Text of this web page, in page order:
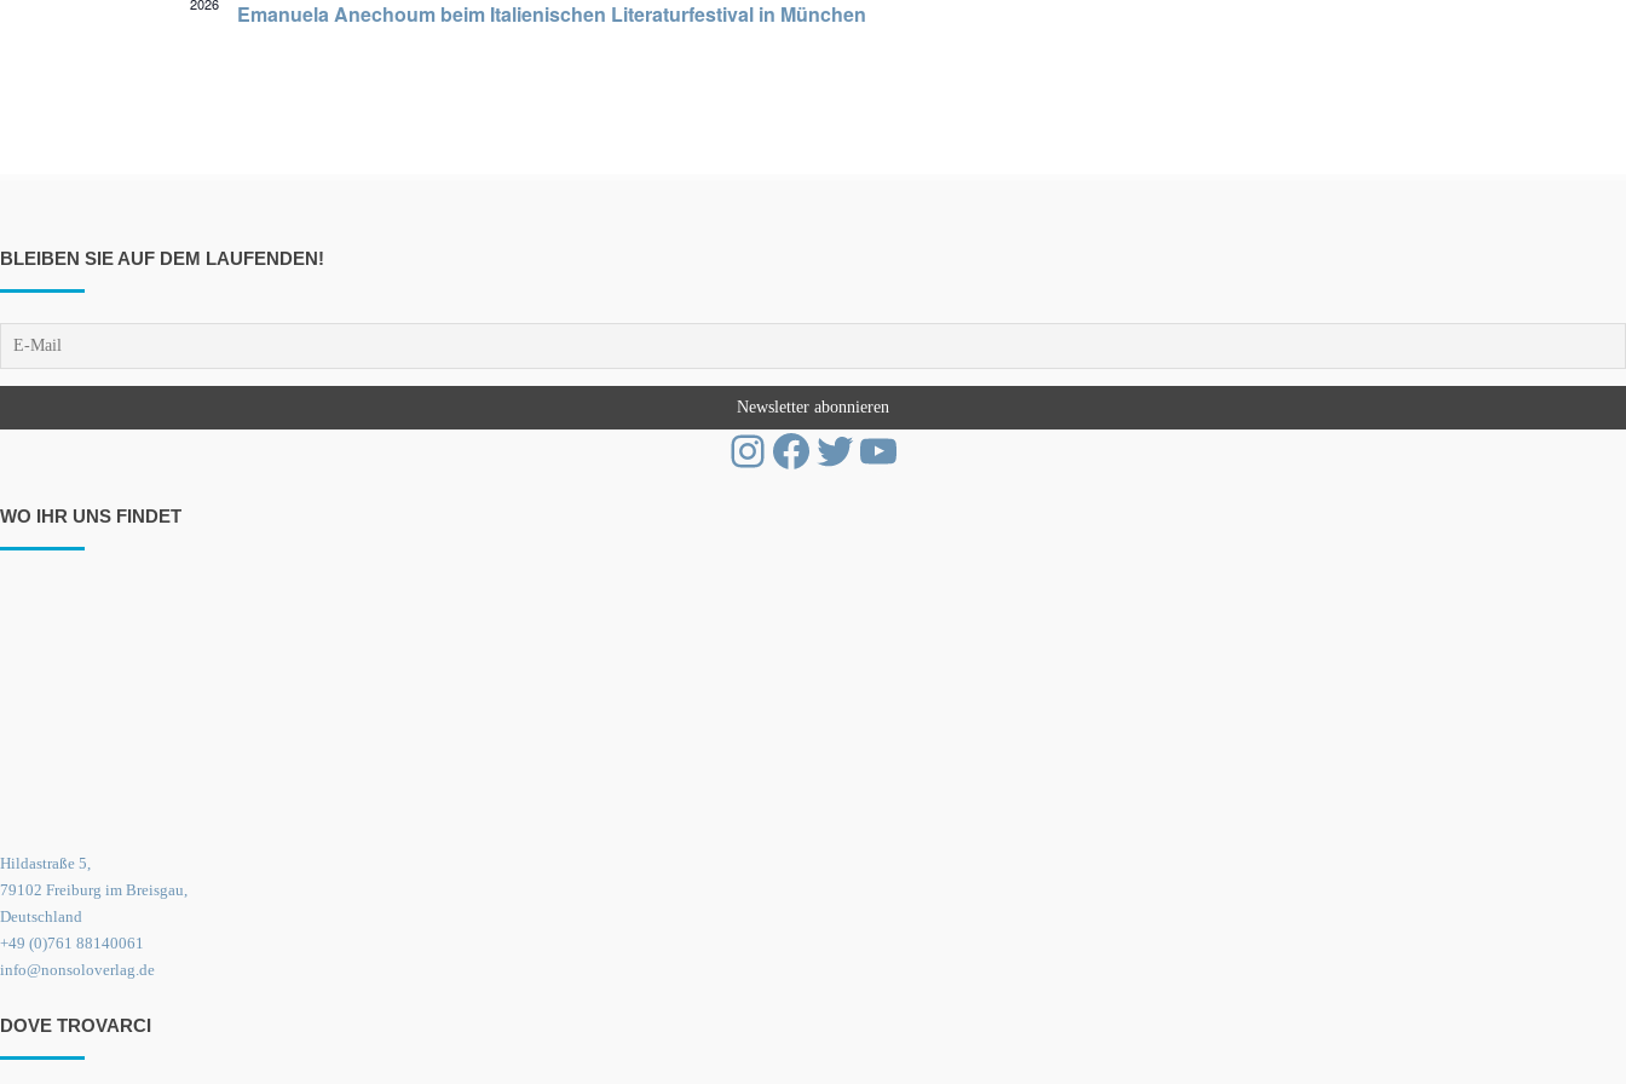
2026 Emanuela Anechoum beim Italienischen Literaturfestival in München
BLEIBEN SIE AUF DEM LAUFENDEN!
Instagram
Facebook
Twitter
YouTube
WO IHR UNS FINDET
Hildastraße 5,
79102 Freiburg im Breisgau,
Deutschland
+49 (0)761 88140061
info@nonsoloverlag.de
DOVE TROVARCI